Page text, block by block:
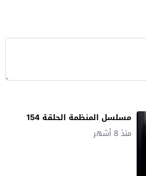
مسلسل المنظمة الحلقة 154
منذ 8 أشهر